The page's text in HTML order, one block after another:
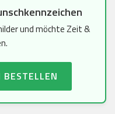
und möchte Zeit &
BESTELLEN